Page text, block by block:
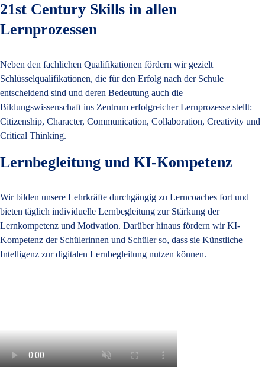
21st Century Skills in allen
Lernprozessen
Neben den fachlichen Qualifikationen fördern wir gezielt
Schlüsselqualifikationen, die für den Erfolg nach der Schule
entscheidend sind und deren Bedeutung auch die
Bildungswissenschaft ins Zentrum erfolgreicher Lernprozesse stellt:
Citizenship, Character, Communication, Collaboration, Creativity und
Critical Thinking.
Lernbegleitung und KI-Kompetenz
Wir bilden unsere Lehrkräfte durchgängig zu Lerncoaches fort und
bieten täglich individuelle Lernbegleitung zur Stärkung der
Lernkompetenz und Motivation. Darüber hinaus fördern wir KI-
Kompetenz der Schülerinnen und Schüler so, dass sie Künstliche
Intelligenz zur digitalen Lernbegleitung nutzen können.